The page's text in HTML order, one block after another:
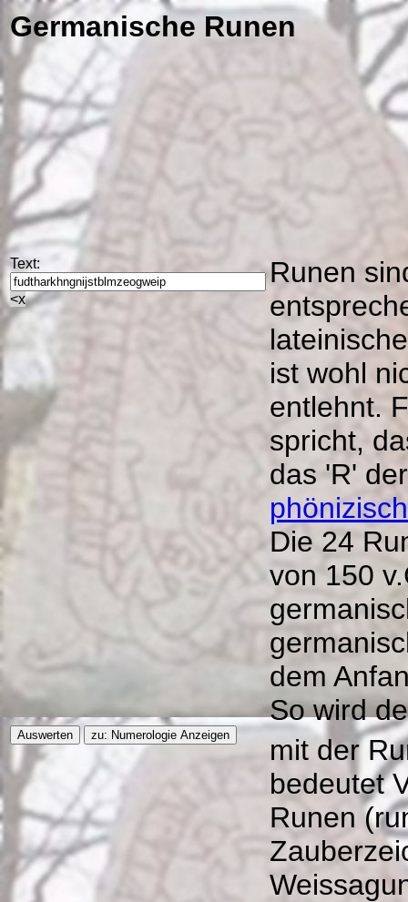
Germanische Runen
Text:
<x
Runen
ist wohl
entlehnt.
spricht,
das 'R'
Die 24
von 150
dem
So wird
mit der
bedeutet
Runen